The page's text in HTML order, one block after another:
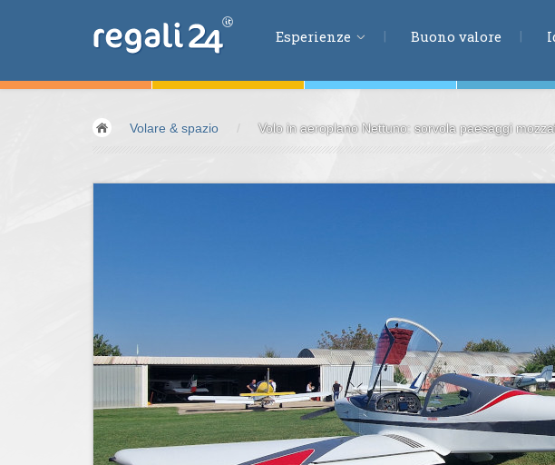
Esperienze
Volare &spazio
Lifestyle &fantasia
Kids &Family
Pernottamenti
Buono valore
Volare & spazio / Volo in aeroplano Nettuno: sorvola paesaggi